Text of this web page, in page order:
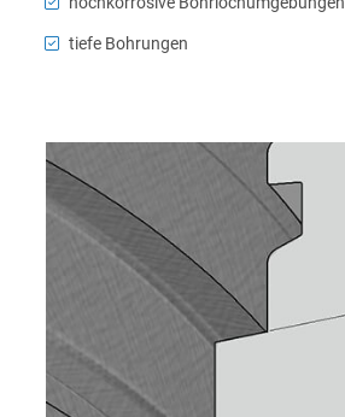
tiefe Bohrungen